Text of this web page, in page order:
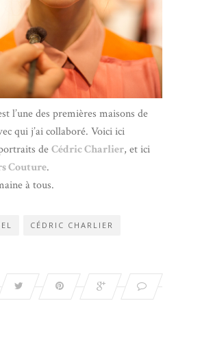
l’une des premières maisons de
qui j’ai collaboré. Voici ici
deCédric Charlier, et ici
Couture.
à tous.
CÉDRIC CHARLIER